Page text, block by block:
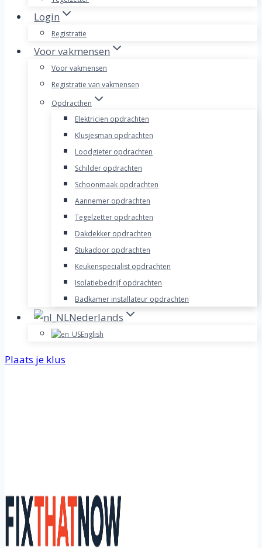
Login
Registratie
Voor vakmensen
Voor vakmensen
Registratie van vakmensen
Opdracthen
Elektricien opdrachten
Klusjesman opdrachten
Loodgieter opdrachten
Schilder opdrachten
Schoonmaak opdrachten
Aannemer opdrachten
Tegelzetter opdrachten
Dakdekker opdrachten
Stukadoor opdrachten
Keukenspecialist opdrachten
Isolatiebedrijf opdrachten
Badkamer installateur opdrachten
Nederlands
English
Plaats je klus